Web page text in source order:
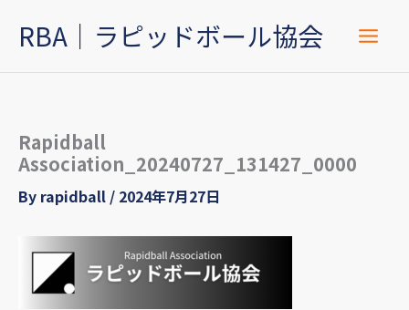
RBA｜ラピッドボール協会
Rapidball
Association_20240727_131427_0000
By rapidball / 2024年7月27日